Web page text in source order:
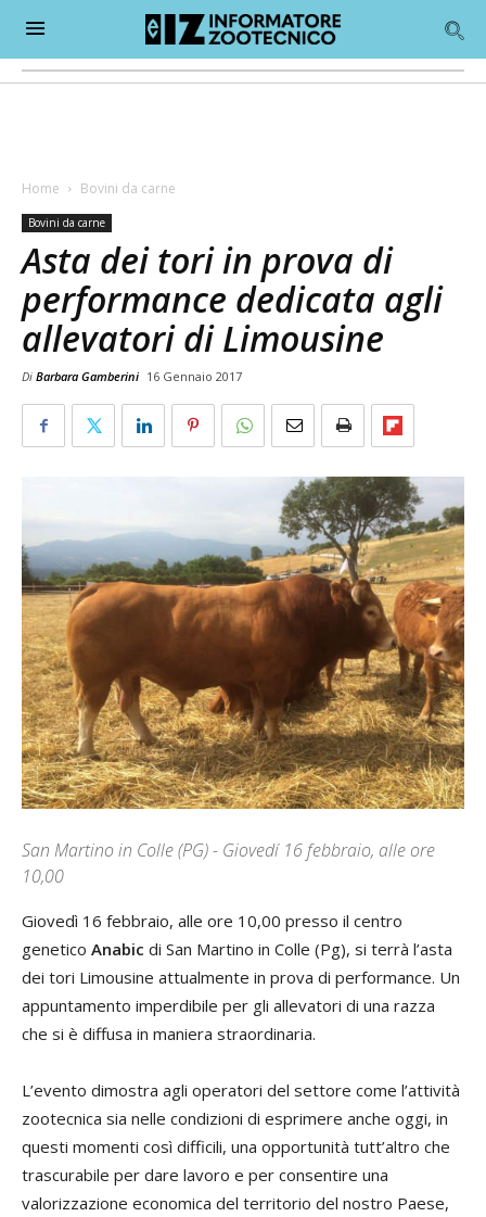
Home Bovini da carne
Bovini da carne
Asta dei tori in prova di
performance dedicata agli
allevatori di Limousine
Di Barbara Gamberini 16 Gennaio 2017
San Martino in Colle (PG) - Giovedí 16 febbraio, alle ore
10,00
Giovedì 16 febbraio, alle ore 10,00 presso il centro
genetico Anabic di San Martino in Colle (Pg), si terrà l’asta
dei tori Limousine attualmente in prova di performance. Un
appuntamento imperdibile per gli allevatori di una razza
che si è diffusa in maniera straordinaria.
L’evento dimostra agli operatori del settore come l’attività
zootecnica sia nelle condizioni di esprimere anche oggi, in
questi momenti così difficili, una opportunità tutt’altro che
trascurabile per dare lavoro e per consentire una
valorizzazione economica del territorio del nostro Paese,